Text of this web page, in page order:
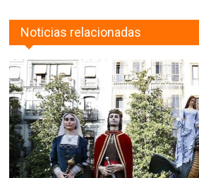
Noticias relacionadas